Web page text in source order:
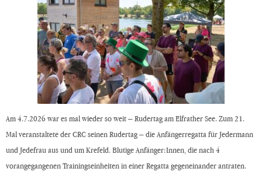
Am 4.7.2026 war es mal wieder so weit – Rudertag am Elfrather See. Zum 21.
Mal veranstaltete der CRC seinen Rudertag – die Anfängerregatta für Jedermann
und Jedefrau aus und um Krefeld. Blutige Anfänger:Innen, die nach 4
vorangegangenen Trainingseinheiten in einer Regatta gegeneinander antraten.